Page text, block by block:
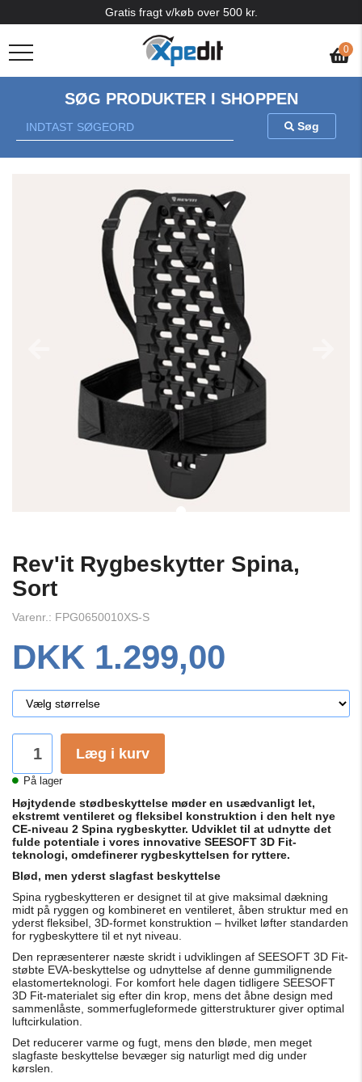
0
Gratis fragt v/køb over 500 kr.
SØG PRODUKTER I SHOPPEN
Søg
Previous
Rev'it Rygbeskytter Spina,
Sort
Varenr.: FPG0650010XS-S
DKK 1.299,00
Læg i kurv
På lager
Højtydende stødbeskyttelse møder en usædvanligt let,
ekstremt ventileret og fleksibel konstruktion i den helt nye
CE-niveau 2 Spina rygbeskytter. Udviklet til at udnytte det
fulde potentiale i vores innovative SEESOFT 3D Fit-
teknologi, omdefinerer rygbeskyttelsen for ryttere.
Blød, men yderst slagfast beskyttelse
Spina rygbeskytteren er designet til at give maksimal dækning
midt på ryggen og kombineret en ventileret, åben struktur med en
yderst fleksibel, 3D-formet konstruktion – hvilket løfter standarden
for rygbeskyttere til et nyt niveau.
Den repræsenterer næste skridt i udviklingen af ​​SEESOFT 3D Fit-
støbte EVA-beskyttelse og udnyttelse af denne gummilignende
elastomerteknologi. For komfort hele dagen tidligere SEESOFT
3D Fit-materialet sig efter din krop, mens det åbne design med
sammenlåste, sommerfugleformede gitterstrukturer giver optimal
luftcirkulation.
Det reducerer varme og fugt, mens den bløde, men meget
slagfaste beskyttelse bevæger sig naturligt med dig under
kørslen.